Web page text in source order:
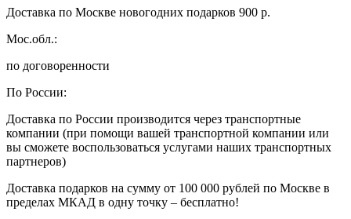
Доставка по Москве новогодних подарков 900 р.
Мос.обл.:
по договоренности
По России:
Доставка по России производится через транспортные
компании (при помощи вашей транспортной компании или
вы сможете воспользоваться услугами наших транспортных
партнеров)
Доставка подарков на сумму от 100 000 рублей по Москве в
пределах МКАД в одну точку – бесплатно!